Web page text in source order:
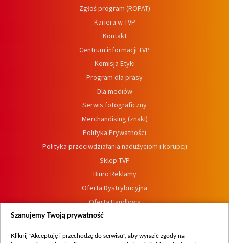
Zgłoś program (ROPAT)
Kariera w TVP
Kontakt
Centrum informacji TVP
Komisja Etyki
Program dla prasy
Dla mediów
Serwis fotograficzny
Merchandising (znaki)
Polityka Prywatności
Polityka przeciwdziałania nadużyciom i korupcji
Sklep TVP
Biuro Reklamy
Oferta Dystrybucyjna
Oferta Handlowa
Dostępność
Szanujemy Twoją prywatność
Kliknij "Akceptuję i przechodzę do serwisu", aby wyrazić zgody na